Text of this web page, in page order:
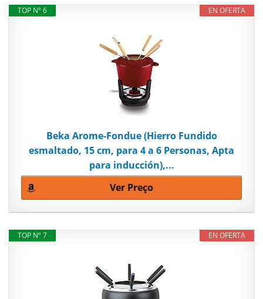
EN OFERTA
TOP Nº 6
Beka Arome-Fondue (Hierro Fundido
esmaltado, 15 cm, para 4 a 6 Personas, Apta
para inducción),...
Ver Preço
EN OFERTA
TOP Nº 7